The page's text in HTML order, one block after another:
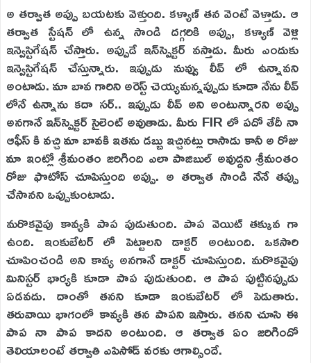
అ తర్వాత అప్పు బయటకు వెళ్తుంది. కళ్యాణ్ తన వెంటే వెళ్తాడు. ఆ
తర్వాత స్టేషన్ లో ఉన్న సాండి దగ్గరికి అప్పు, కళ్యాణ్ వెళ్లి
ఇన్వెస్టిగేషన్ చేస్తారు. అప్పుడే ఇన్‌స్పెక్టర్ వస్తాడు. మీరు ఎందుకు
ఇన్వెస్టిగేషన్ చేస్తున్నారు. ఇప్పుడు నువ్వు లీవ్ లో ఉన్నావని
అంటాడు. మా బావ గారిని అరెస్ట్ చెయ్యమన్నప్పుడు కూడా నేను లీవ్
లోనే ఉన్నాను కదా సర్.. ఇప్పుడు లీవ్ అని అంటున్నారని అప్పు
అనగానే ఇన్‌స్పెక్టర్ సైలెంట్ అవుతాడు. మీరు FIR లో పదో తేదీ నా
ఆఫీస్ కి వచ్చి మా బావకి ఇతను డబ్బు ఇచ్చినట్లు రాసాడు కానీ అ రోజు
మా ఇంట్లో శ్రీమంతం జరిగింది ఎలా పాజిబుల్ అవుద్దని శ్రీమంతం
రోజు ఫొటోస్ చూపిస్తుంది అప్పు. అ తర్వాత సాండి నేనే తప్పు
చేసానని ఒప్పుకుంటాడు.
మరొకవైపు కావ్యకి పాప పుడుతుంది. పాప వెయిట్ తక్కువ గా
ఉంది. ఇంకుబేటర్ లో పెట్టాలని డాక్టర్ అంటుంది. ఒకసారి
చూపించండి అని కావ్య అనగానే డాక్టర్ చూపిస్తుంది. మరొకవైపు
మినిస్టర్ భార్యకి కూడా పాప పుడుతుంది. ఆ పాప పుట్టినప్పుడు
ఏడవదు. దాంతో తనని కూడా ఇంకుబేటర్ లో పెడుతారు.
తరువాయి భాగంలో కావ్యకి తన పాపని ఇస్తారు. తనని చూసి ఈ
పాప నా పాప కాదని అంటుంది. ఆ తర్వాత ఏం జరిగిందో
తెలియాలంటే తర్వాతి ఎపిసోడ్ వరకు ఆగాల్సిందే.